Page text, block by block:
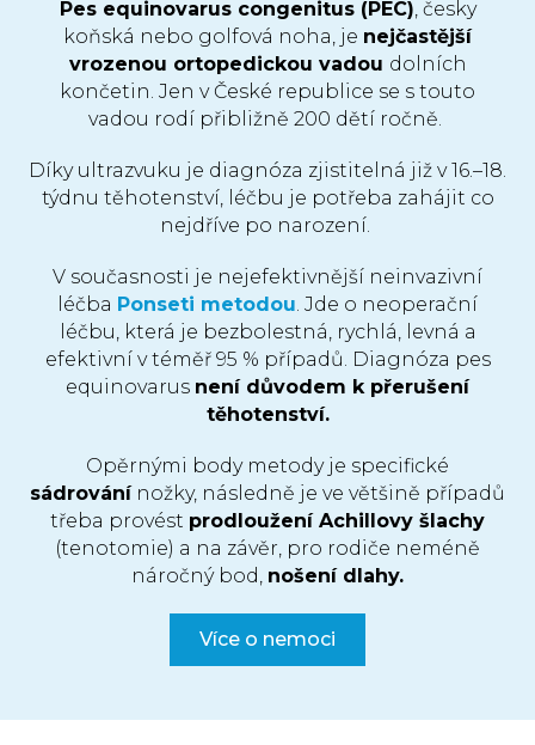
Pes equinovarus congenitus (PEC), česky
koňská nebo golfová noha, je nejčastější
vrozenou ortopedickou vadou dolních
končetin. Jen v České republice se s touto
vadou rodí přibližně 200 dětí ročně.
Díky ultrazvuku je diagnóza zjistitelná již v 16.–18.
týdnu těhotenství, léčbu je potřeba zahájit co
nejdříve po narození.
V současnosti je nejefektivnější neinvazivní
léčba Ponseti metodou. Jde o neoperační
léčbu, která je bezbolestná, rychlá, levná a
efektivní v téměř 95 % případů. Diagnóza pes
equinovarus není důvodem k přerušení
těhotenství.
Opěrnými body metody je specifické
sádrovánínožky, následně je ve většině případů
třeba provést prodloužení Achillovy šlachy
(tenotomie) a na závěr, pro rodiče neméně
náročný bod, nošení dlahy.
Více o nemoci